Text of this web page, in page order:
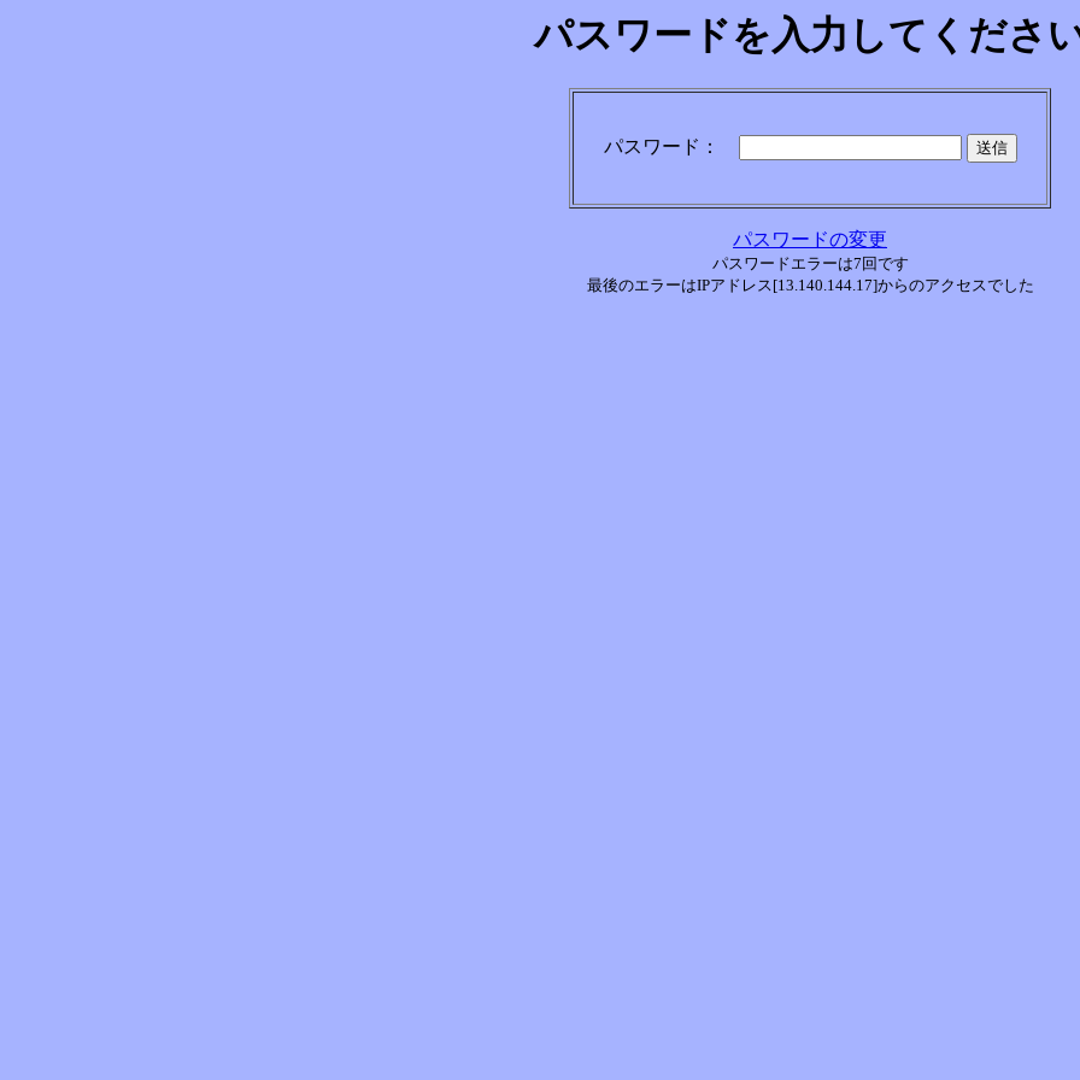
パスワードを入力してくださ
パスワード：
パスワードの変更
パスワードエラーは7回です
最後のエラーはIPアドレス[13.140.144.17]からのアクセスでした